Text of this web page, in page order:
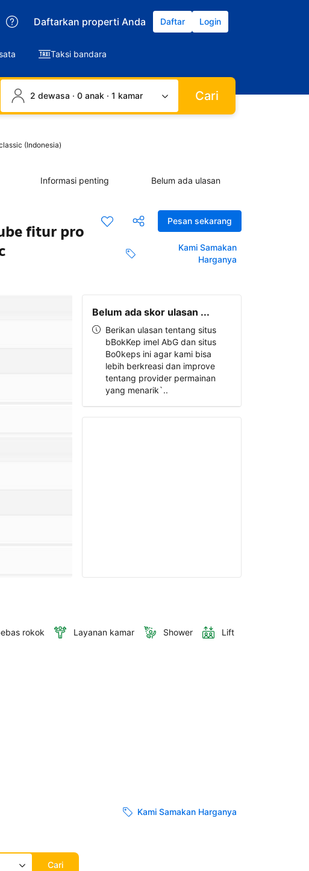
Daftarkan properti Anda Daftar Login
Taksi bandara
2 dewasa · 0 anak · 1 kamar Cari
(Indonesia)
Informasi penting Belum ada ulasan
Pesan sekarang
Kami Samakan
Harganya
fitur pro
Belum ada skor ulasan ...
Berikan ulasan tentang situs
bBokKep imel AbG dan situs
Bo0keps ini agar kami bisa
lebih berkreasi dan improve
tentang provider permainan
yang menarik`..
rokok Layanan kamar Shower Lift
Kami Samakan Harganya
Cari